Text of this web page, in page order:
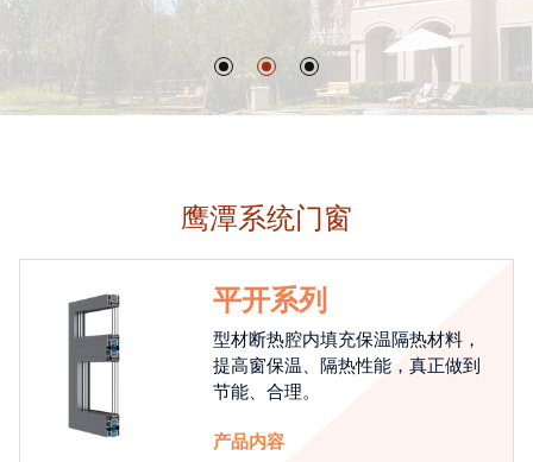
鹰潭系统门窗
平开系列
型材断热腔内填充保温隔热材料，
提高窗保温、隔热性能，真正做到
节能、合理。
产品内容